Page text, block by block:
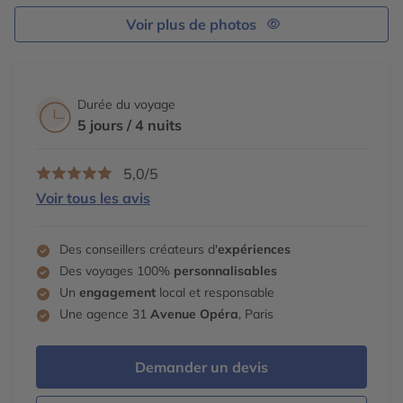
Voir plus de photos
Durée du voyage
5 jours / 4 nuits
5,0/5
Voir tous les avis
Des conseillers créateurs d'expériences
Des voyages 100% personnalisables
Un engagement local et responsable
Une agence 31 Avenue Opéra, Paris
Demander un devis